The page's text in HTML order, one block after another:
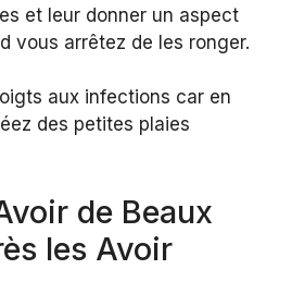
et leur donner un aspect
vous arrêtez de les ronger.
aux infections car en
des petites plaies
de Beaux
les Avoir